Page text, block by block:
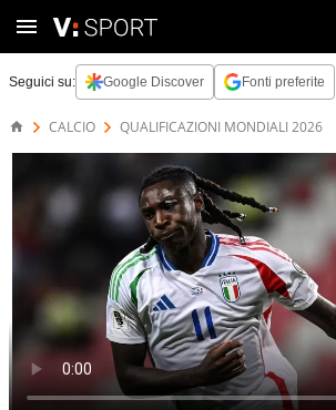
Seguici su: Google Discover Fonti preferite
CALCIO QUALIFICAZIONI MONDIALI 2026